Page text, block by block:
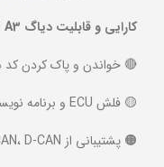
کارایی و قابلیت دیاگ BMW ICOM A3:
🔴 خواندن و پاک کردن
🟡 فلش ECU و برنامه نویسی پارامترها
🟠 پشتیبانی از K-CAN، D-CAN و MOST